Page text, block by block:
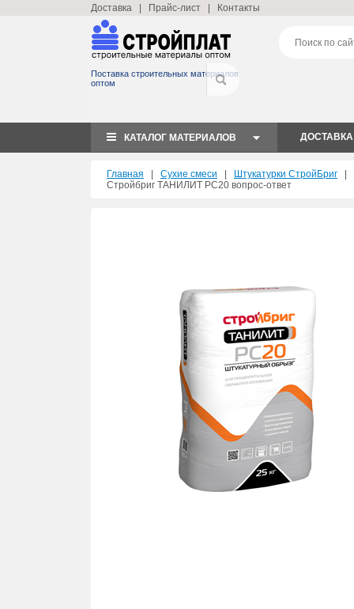
Доставка Прайс-лист Контакты
Поставка строительных материалов
оптом
КАТАЛОГ МАТЕРИАЛОВ ДОСТАВКА
Главная Сухие смеси Штукатурки СтройБриг
Стройбриг ТАНИЛИТ РС20 вопрос-ответ